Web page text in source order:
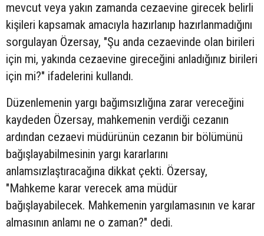
mevcut veya yakın zamanda cezaevine girecek belirli
kişileri kapsamak amacıyla hazırlanıp hazırlanmadığını
sorgulayan Özersay, "Şu anda cezaevinde olan birileri
için mi, yakında cezaevine gireceğini anladığınız birileri
için mi?" ifadelerini kullandı.
Düzenlemenin yargı bağımsızlığına zarar vereceğini
kaydeden Özersay, mahkemenin verdiği cezanın
ardından cezaevi müdürünün cezanın bir bölümünü
bağışlayabilmesinin yargı kararlarını
anlamsızlaştıracağına dikkat çekti. Özersay,
"Mahkeme karar verecek ama müdür
bağışlayabilecek. Mahkemenin yargılamasının ve karar
almasının anlamı ne o zaman?" dedi.